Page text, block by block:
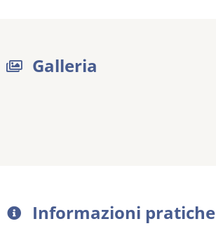
Galleria
Informazioni pratiche